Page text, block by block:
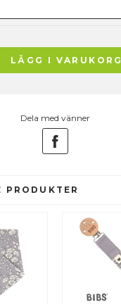
LÄGG I VARUKORG
Dela med vänner
PRODUKTER